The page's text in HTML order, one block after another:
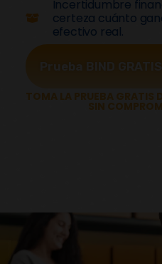
Incertidumbre
certeza cuánto
efectivo real.
Prueba BIND
TOMA LA PRUEBA GRATIS
SIN